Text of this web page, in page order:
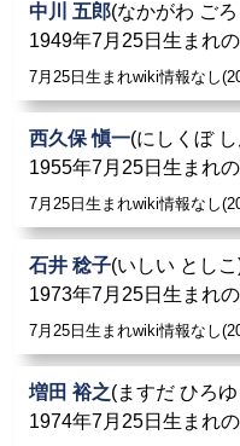
中川 五郎(なかがわ ご
1949年7月25日生まれ
7月25日生まれwiki情報なし
西久保 愼一(にしくぼ
1955年7月25日生まれ
7月25日生まれwiki情報なし
石井 稔子(いしい とし
1973年7月25日生まれ
7月25日生まれwiki情報なし
増田 裕之(ますだ ひろ
1974年7月25日生まれ